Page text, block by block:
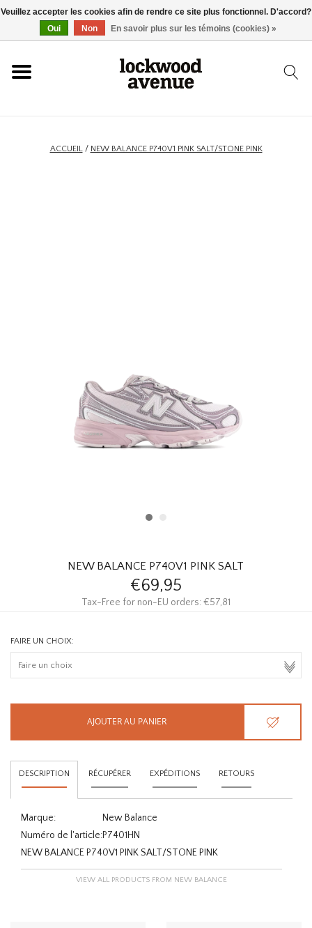
ACCUEIL
NOUVEAUACCUEIL/ NEW BALANCE P740V1 PINK SALT/STONE PINK
NEW BALANCE P740V1 PINK SALT
€69,95
Tax-Free for non-EU orders: €57,81
FAIRE UN CHOIX:
AJOUTER AU PANIER
DESCRIPTION RÉCUPÉRER EXPÉDITIONS RETOURS
Marque:
New Balance
Numéro de l'article:P7401HN
NEW BALANCE P740V1 PINK SALT/STONE PINK
VIEW ALL PRODUCTS FROM NEW BALANCE
Veuillez accepter les cookies afin de rendre ce site plus fonctionnel. D'accord?
Oui
Non En savoir plus sur les témoins (cookies) »